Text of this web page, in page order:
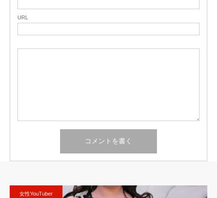
URL
女性YouTuber